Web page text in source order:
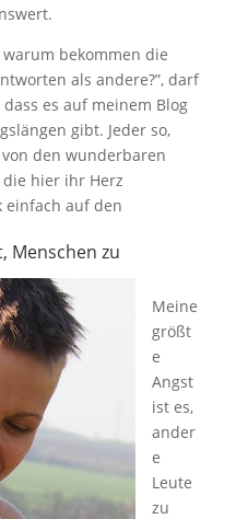
bekommen die
als andere?”, darf
es auf meinem Blog
gibt. Jeder so,
den wunderbaren
hier ihr Herz
einfach auf den
Menschen zu
Meine
größt
e
Angst
ist es,
ander
e
Leute
zu